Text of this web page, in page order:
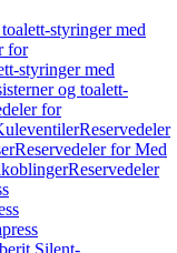
styringer med
for
styringer med
og toalett-
for
Reservedeler
Reservedeler for Med
Reservedeler
Silent-